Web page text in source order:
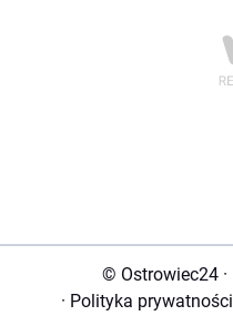
© Ostrowiec24 ·
· Polityka prywatności